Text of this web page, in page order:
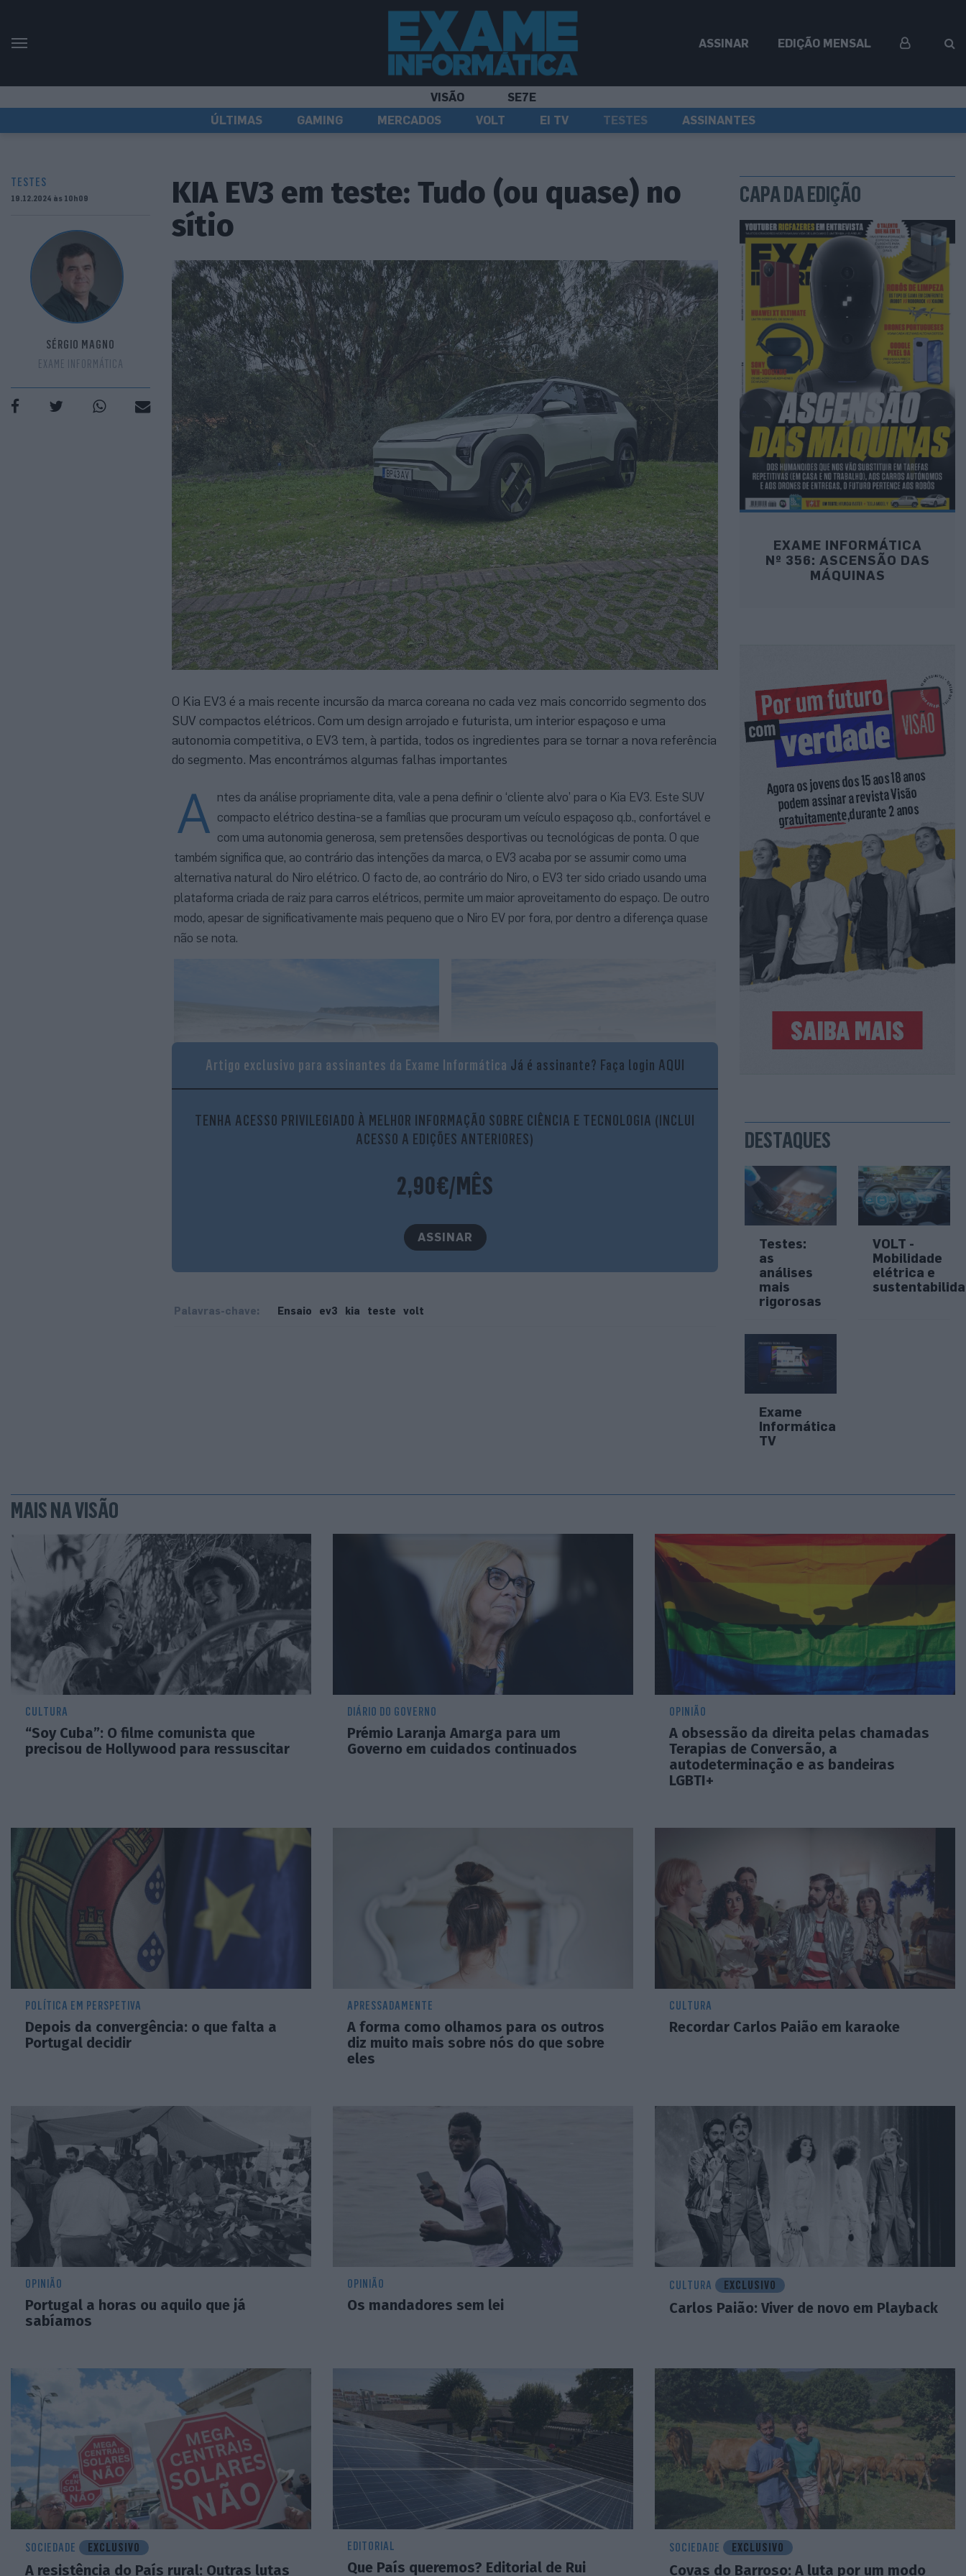
ASSINAR EDIÇÃO MENSAL
VISÃO
SE7E
ÚLTIMAS
GAMING MERCADOS VOLT EI TV TESTES ASSINANTES
TESTES
19.12.2024 às 10h09
SÉRGIO MAGNO
EXAME INFORMÁTICA
KIA EV3 em teste: Tudo (ou quase) no
sítio
O Kia EV3 é a mais recente incursão da marca coreana no cada vez mais concorrido segmento dos
SUV compactos elétricos. Com um design arrojado e futurista, um interior espaçoso e uma
autonomia competitiva, o EV3 tem, à partida, todos os ingredientes para se tornar a nova referência
do segmento. Mas encontrámos algumas falhas importantes
A ntes da análise propriamente dita, vale a pena definir o ‘cliente alvo’ para o Kia EV3. Este SUV
compacto elétrico destina-se a famílias que procuram um veículo espaçoso q.b., confortável e
com uma autonomia generosa, sem pretensões desportivas ou tecnológicas de ponta. O que
também significa que, ao contrário das intenções da marca, o EV3 acaba por se assumir como uma
alternativa natural do Niro elétrico. O facto de, ao contrário do Niro, o EV3 ter sido criado usando uma
plataforma criada de raiz para carros elétricos, permite um maior aproveitamento do espaço. De outro
modo, apesar de significativamente mais pequeno que o Niro EV por fora, por dentro a diferença quase
não se nota.
Artigo exclusivo para assinantes da Exame Informática Já é assinante? Faça login AQUI
TENHA ACESSO PRIVILEGIADO À MELHOR INFORMAÇÃO SOBRE CIÊNCIA E TECNOLOGIA (INCLUI
ACESSO A EDIÇÕES ANTERIORES)
2,90€/MÊS
ASSINAR
Palavras-chave: Ensaio ev3 kia teste volt
CAPA DA EDIÇÃO
EXAME INFORMÁTICA
Nº 356: ASCENSÃO DAS
MÁQUINAS
DESTAQUES
Testes:
as
análises
mais
rigorosas
VOLT -
Mobilidade
elétrica e
Exame
Informática
TV
MAIS NA VISÃO
CULTURA
“Soy Cuba”: O filme comunista que
precisou de Hollywood para ressuscitar
DIÁRIO DO GOVERNO
Prémio Laranja Amarga para um
Governo em cuidados continuados
OPINIÃO
A obsessão da direita pelas chamadas
Terapias de Conversão, a
autodeterminação e as bandeiras
LGBTI+
POLÍTICA EM PERSPETIVA
Depois da convergência: o que falta a
Portugal decidir
APRESSADAMENTE
A forma como olhamos para os outros
diz muito mais sobre nós do que sobre
eles
CULTURA
Recordar Carlos Paião em karaoke
OPINIÃO
Portugal a horas ou aquilo que já
sabíamos
OPINIÃO
Os mandadores sem lei
CULTURA EXCLUSIVO
Carlos Paião: Viver de novo em Playback
SOCIEDADE EXCLUSIVO
A resistência do País rural: Outras lutas
EDITORIAL
Que País queremos? Editorial de Rui
SOCIEDADE EXCLUSIVO
Covas do Barroso: A luta por um modo